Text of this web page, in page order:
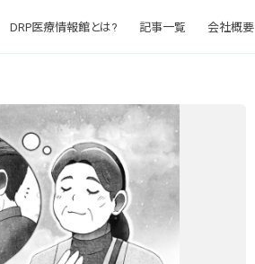
DRP医療情報館とは? 記事一覧 会社概要